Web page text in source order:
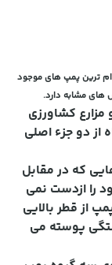
ترین پمپ های موجود
های مشابه دارد.
کشاورزی
از دوجزء اصلی
که در مقابل
را ازدست نمی
از قطر بالایی
پوسته می